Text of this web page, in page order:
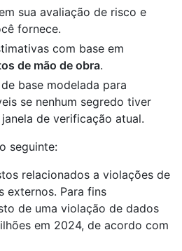
sua avaliação de risco e
fornece.
com base em
de mão de obra.
base modelada para
se nenhum segredo tiver
de verificação atual.
o seguinte:
relacionados a violações de
externos. Para fins
de uma violação de dados
em 2024, de acordo com